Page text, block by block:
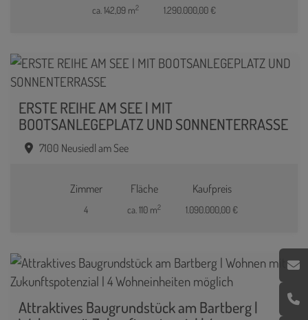
ca. 142,09 m2 1.290.000,00 €
ERSTE REIHE AM SEE | MIT
BOOTSANLEGEPLATZ UND SONNENTERRASSE
7100 Neusiedl am See
Zimmer
4
Fläche
ca. 110 m2
Kaufpreis
1.090.000,00 €
Attraktives Baugrundstück am Bartberg |